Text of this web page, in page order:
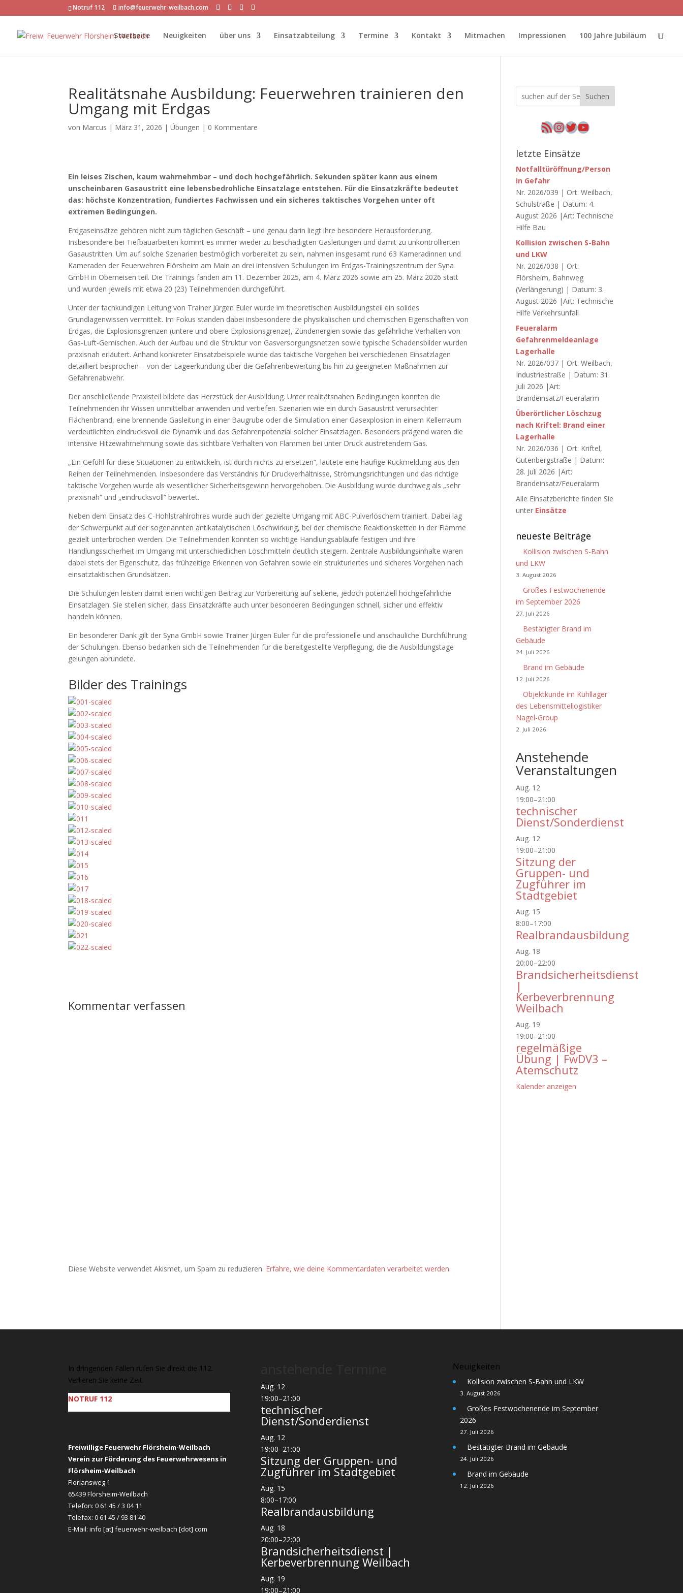
Notruf 112 info@feuerwehr-weilbach.com
Startseite Neuigkeiten über uns Einsatzabteilung Termine Kontakt Mitmachen Impressionen 100 Jahre Jubiläum
Realitätsnahe Ausbildung: Feuerwehren trainieren den
Umgang mit Erdgas
von Marcus | März 31, 2026 |Übungen | 0 Kommentare
Ein leises Zischen, kaum wahrnehmbar – und doch hochgefährlich. Sekunden später kann aus einem
unscheinbaren Gasaustritt eine lebensbedrohliche Einsatzlage entstehen. Für die Einsatzkräfte bedeutet
das: höchste Konzentration, fundiertes Fachwissen und ein sicheres taktisches Vorgehen unter oft
extremen Bedingungen.
Erdgaseinsätze gehören nicht zum täglichen Geschäft – und genau darin liegt ihre besondere Herausforderung.
Insbesondere bei Tiefbauarbeiten kommt es immer wieder zu beschädigten Gasleitungen und damit zu unkontrollierten
Gasaustritten. Um auf solche Szenarien bestmöglich vorbereitet zu sein, nahmen insgesamt rund 63 Kameradinnen und
Kameraden der Feuerwehren Flörsheim am Main an drei intensiven Schulungen im Erdgas-Trainingszentrum der Syna
GmbH in Oberneisen teil. Die Trainings fanden am 11. Dezember 2025, am 4. März 2026 sowie am 25. März 2026 statt
und wurden jeweils mit etwa 20 (23) Teilnehmenden durchgeführt.
Unter der fachkundigen Leitung von Trainer Jürgen Euler wurde im theoretischen Ausbildungsteil ein solides
Grundlagenwissen vermittelt. Im Fokus standen dabei insbesondere die physikalischen und chemischen Eigenschaften von
Erdgas, die Explosionsgrenzen (untere und obere Explosionsgrenze), Zündenergien sowie das gefährliche Verhalten von
Gas-Luft-Gemischen. Auch der Aufbau und die Struktur von Gasversorgungsnetzen sowie typische Schadensbilder wurden
praxisnah erläutert. Anhand konkreter Einsatzbeispiele wurde das taktische Vorgehen bei verschiedenen Einsatzlagen
detailliert besprochen – von der Lageerkundung über die Gefahrenbewertung bis hin zu geeigneten Maßnahmen zur
Gefahrenabwehr.
Der anschließende Praxisteil bildete das Herzstück der Ausbildung. Unter realitätsnahen Bedingungen konnten die
Teilnehmenden ihr Wissen unmittelbar anwenden und vertiefen. Szenarien wie ein durch Gasaustritt verursachter
Flächenbrand, eine brennende Gasleitung in einer Baugrube oder die Simulation einer Gasexplosion in einem Kellerraum
verdeutlichten eindrucksvoll die Dynamik und das Gefahrenpotenzial solcher Einsatzlagen. Besonders prägend waren die
intensive Hitzewahrnehmung sowie das sichtbare Verhalten von Flammen bei unter Druck austretendem Gas.
„Ein Gefühl für diese Situationen zu entwickeln, ist durch nichts zu ersetzen“, lautete eine häufige Rückmeldung aus den
Reihen der Teilnehmenden. Insbesondere das Verständnis für Druckverhältnisse, Strömungsrichtungen und das richtige
taktische Vorgehen wurde als wesentlicher Sicherheitsgewinn hervorgehoben. Die Ausbildung wurde durchweg als „sehr
praxisnah“ und „eindrucksvoll“ bewertet.
Neben dem Einsatz des C-Hohlstrahlrohres wurde auch der gezielte Umgang mit ABC-Pulverlöschern trainiert. Dabei lag
der Schwerpunkt auf der sogenannten antikatalytischen Löschwirkung, bei der chemische Reaktionsketten in der Flamme
gezielt unterbrochen werden. Die Teilnehmenden konnten so wichtige Handlungsabläufe festigen und ihre
Handlungssicherheit im Umgang mit unterschiedlichen Löschmitteln deutlich steigern. Zentrale Ausbildungsinhalte waren
dabei stets der Eigenschutz, das frühzeitige Erkennen von Gefahren sowie ein strukturiertes und sicheres Vorgehen nach
einsatztaktischen Grundsätzen.
Die Schulungen leisten damit einen wichtigen Beitrag zur Vorbereitung auf seltene, jedoch potenziell hochgefährliche
Einsatzlagen. Sie stellen sicher, dass Einsatzkräfte auch unter besonderen Bedingungen schnell, sicher und effektiv
handeln können.
Ein besonderer Dank gilt der Syna GmbH sowie Trainer Jürgen Euler für die professionelle und anschauliche Durchführung
der Schulungen. Ebenso bedanken sich die Teilnehmenden für die bereitgestellte Verpflegung, die die Ausbildungstage
gelungen abrundete.
Bilder des Trainings
Kommentar verfassen
Diese Website verwendet Akismet, um Spam zu reduzieren. Erfahre, wie deine Kommentardaten verarbeitet werden.
Suchen
RSS-Feed
Instagram
Twitter
YouTube
letzte Einsätze
Notfalltüröffnung/Person
in Gefahr
Nr. 2026/039 | Ort: Weilbach,
Schulstraße | Datum: 4.
August 2026 |Art: Technische
Hilfe Bau
Kollision zwischen S-Bahn
und LKW
Nr. 2026/038 | Ort:
Flörsheim, Bahnweg
(Verlängerung) | Datum: 3.
August 2026 |Art: Technische
Hilfe Verkehrsunfall
Feueralarm
Gefahrenmeldeanlage
Lagerhalle
Nr. 2026/037 | Ort: Weilbach,
Industriestraße | Datum: 31.
Juli 2026 |Art:
Brandeinsatz/Feueralarm
Überörtlicher Löschzug
nach Kriftel: Brand einer
Lagerhalle
Nr. 2026/036 | Ort: Kriftel,
Gutenbergstraße | Datum:
28. Juli 2026 |Art:
Brandeinsatz/Feueralarm
Alle Einsatzberichte finden Sie
unter Einsätze
neueste Beiträge
Kollision zwischen S-Bahn
und LKW
3. August 2026
Großes Festwochenende
im September 2026
27. Juli 2026
Bestätigter Brand im
Gebäude
24. Juli 2026
Brand im Gebäude
12. Juli 2026
Objektkunde im Kühllager
des Lebensmittellogistiker
Nagel-Group
2. Juli 2026
Anstehende
Veranstaltungen
Aug. 12
19:00–21:00
technischer
Dienst/Sonderdienst
Aug. 12
19:00–21:00
Sitzung der
Gruppen- und
Zugführer im
Stadtgebiet
Aug. 15
8:00–17:00
Realbrandausbildung
Aug. 18
20:00–22:00
Brandsicherheitsdienst
|
Kerbeverbrennung
Weilbach
Aug. 19
19:00–21:00
regelmäßige
Übung | FwDV3 –
Atemschutz
Kalender anzeigen
In dringenden Fällen rufen Sie direkt die 112.
Verlieren Sie keine Zeit.
NOTRUF 112
Freiwillige Feuerwehr Flörsheim-Weilbach
Verein zur Förderung des Feuerwehrwesens in
Flörsheim-Weilbach
Floriansweg 1
65439 Flörsheim-Weilbach
Telefon: 0 61 45 / 3 04 11
Telefax: 0 61 45 / 93 81 40
E-Mail:info [at] feuerwehr-weilbach [dot] com
Aug. 12
19:00–21:00
technischer
Dienst/Sonderdienst
Aug. 12
19:00–21:00
Sitzung der Gruppen- und
Zugführer im Stadtgebiet
Aug. 15
8:00–17:00
Realbrandausbildung
Aug. 18
20:00–22:00
Brandsicherheitsdienst |
Kerbeverbrennung Weilbach
Aug. 19
19:00–21:00
Neuigkeiten
Kollision zwischen S-Bahn und LKW
3. August 2026
Großes Festwochenende im September
2026
27. Juli 2026
Bestätigter Brand im Gebäude
24. Juli 2026
Brand im Gebäude
12. Juli 2026